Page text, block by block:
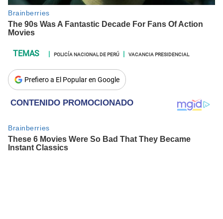
POLICÍA NACIONAL DE PERÚ VACANCIA PRESIDENCIAL
Prefiero a El Popular en Google